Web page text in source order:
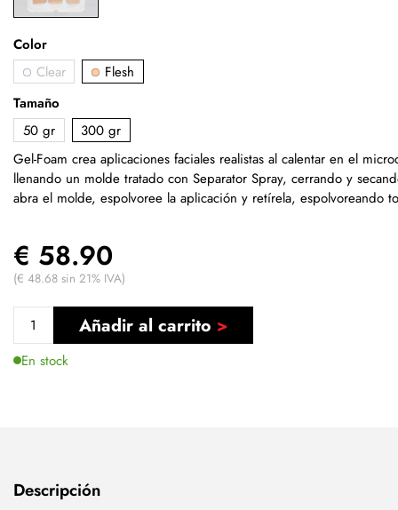
Color
Clear
Flesh
Tamaño
50 gr
300 gr
Gel-Foam crea aplicaciones faciales realistas al calentar en el
llenando un molde tratado con Separator Spray, cerrando y
abra el molde, espolvoree la aplicación y retírela, espolvoreando
€ 58.90
(€ 48.68 sin 21% IVA)
Añadir al carrito
En stock
Descripción